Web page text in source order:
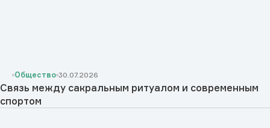
Общество 30.07.2026
Cвязь между сакральным ритуалом и современным
спортом